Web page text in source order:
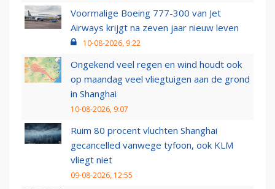
Voormalige Boeing 777-300 van Jet
Airways krijgt na zeven jaar nieuw leven
10-08-2026, 9:22
Ongekend veel regen en wind houdt ook
op maandag veel vliegtuigen aan de grond
in Shanghai
10-08-2026, 9:07
Ruim 80 procent vluchten Shanghai
gecancelled vanwege tyfoon, ook KLM
vliegt niet
09-08-2026, 12:55